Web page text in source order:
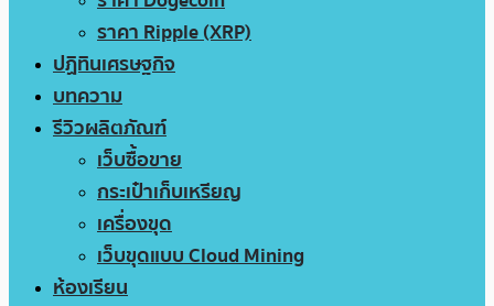
ราคา Ripple (XRP)
ปฏิทินเศรษฐกิจ
บทความ
รีวิวผลิตภัณฑ์
เว็บซื้อขาย
กระเป๋าเก็บเหรียญ
เครื่องขุด
เว็บขุดแบบ Cloud Mining
ห้องเรียน